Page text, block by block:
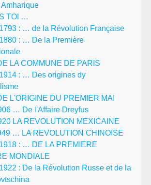
TOI …
: … de la Révolution Française
: … De la Première
LA COMMUNE DE PARIS
: … Des origines dy
L'ORIGINE DU PREMIER MAI
… De l'Affaire Dreyfus
LA REVOLUTION MEXICAINE
… LA REVOLUTION CHINOISE
: … DE LA PREMIERE
MONDIALE
: De la Révolution Russe et de la